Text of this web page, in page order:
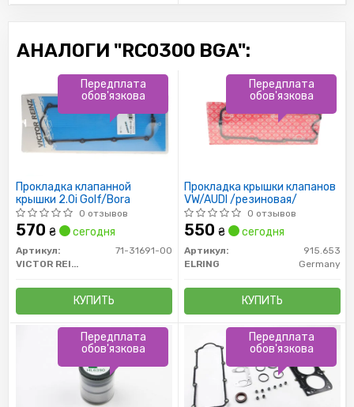
АНАЛОГИ "RC0300 BGA":
Прокладка клапанной
крышки 2.0i Golf/Bora
0 отзывов
570 ₴ сегодня
Артикул:
71-31691-00
VICTOR REINZ
КУПИТЬ
Передплата
обов'язкова
Прокладка крышки клапанов
VW/AUDI /резиновая/
0 отзывов
550 ₴ сегодня
Артикул:
915.653
ELRING
Germany
КУПИТЬ
Передплата
обов'язкова
Передплата
обов'язкова
Передплата
обов'язкова